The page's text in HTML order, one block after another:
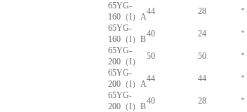
65YG-
160（I）A
44 28 ＂
65YG-
160（I）B
40 24 ＂
65YG-
200（I）
50 50 ＂
65YG-
200（I）A
44 44 ＂
65YG-
200（I）B
40 28 ＂